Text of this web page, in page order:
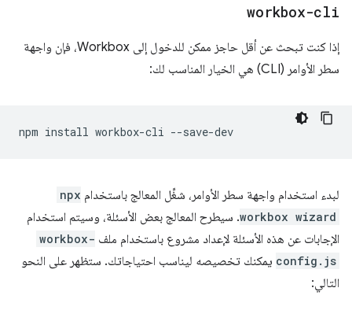
workbox-cli
إذا كنت تبحث عن أقل حاجز ممكن للدخول إلى Workbox، فإن واجهة
سطر الأوامر (CLI) هي الخيار المناسب لك:
npm install workbox-cli
لبدء استخدام واجهة سطر الأوامر، شغِّل المعالج باستخدام npx
workbox wizard. سيطرح المعالج بعض الأسئلة، وسيتم استخدام
الإجابات عن هذه الأسئلة لإعداد مشروع باستخدام ملف workbox-
config.js يمكنك تخصيصه ليناسب احتياجاتك. ستظهر على النحو
التالي: